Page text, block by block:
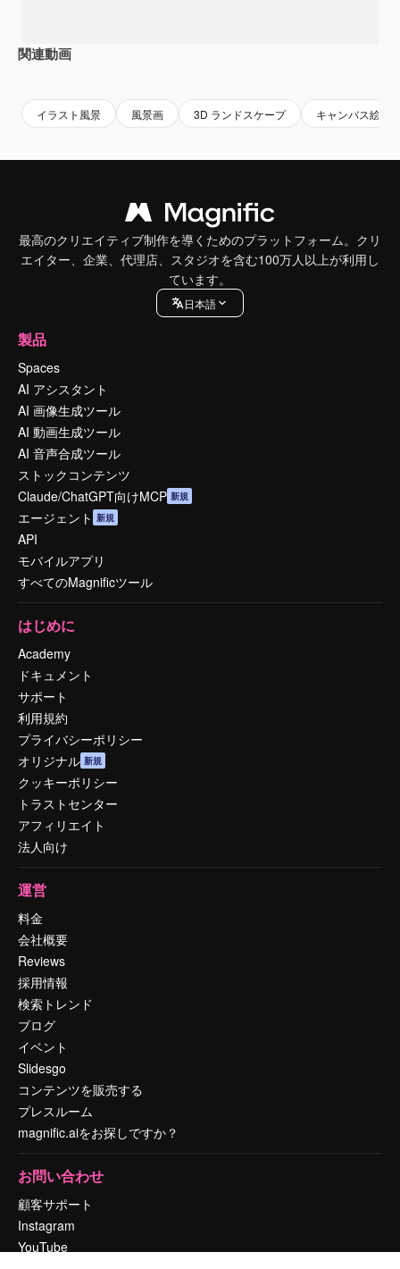
関連動画
イラスト風景 風景画 3D ランドスケープ キャンバス絵画
最高のクリエイティブ制作を導くためのプラットフォーム。クリ
エイター、企業、代理店、スタジオを含む100万人以上が利用し
ています。
日本語
製品
Spaces
AI アシスタント
AI 画像生成ツール
AI 動画生成ツール
AI 音声合成ツール
ストックコンテンツ
Claude/ChatGPT向けMCP 新規
エージェント 新規
API
モバイルアプリ
すべてのMagnificツール
はじめに
Academy
ドキュメント
サポート
利用規約
プライバシーポリシー
オリジナル 新規
クッキーポリシー
トラストセンター
アフィリエイト
法人向け
運営
料金
会社概要
Reviews
採用情報
検索トレンド
ブログ
イベント
Slidesgo
コンテンツを販売する
プレスルーム
magnific.aiをお探しですか？
お問い合わせ
顧客サポート
Instagram
YouTube